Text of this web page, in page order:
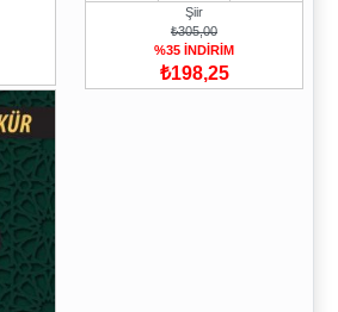
Şiir
₺305,00
%35 İNDİRİM
₺198,25